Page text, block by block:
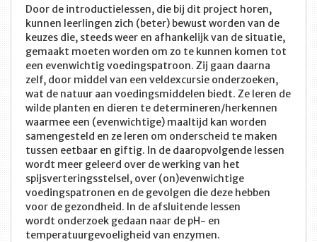
Door de introductielessen, die bij dit project horen,
kunnen leerlingen zich (beter) bewust worden van de
keuzes die, steeds weer en afhankelijk van de situatie,
gemaakt moeten worden om zo te kunnen komen tot
een evenwichtig voedingspatroon. Zij gaan daarna
zelf, door middel van een veldexcursie onderzoeken,
wat de natuur aan voedingsmiddelen biedt. Ze leren de
wilde planten en dieren te determineren/herkennen
waarmee een (evenwichtige) maaltijd kan worden
samengesteld en ze leren om onderscheid te maken
tussen eetbaar en giftig. In de daaropvolgende lessen
wordt meer geleerd over de werking van het
spijsverteringsstelsel, over (on)evenwichtige
voedingspatronen en de gevolgen die deze hebben
voor de gezondheid. In de afsluitende lessen
wordt onderzoek gedaan naar de pH- en
temperatuurgevoeligheid van enzymen.